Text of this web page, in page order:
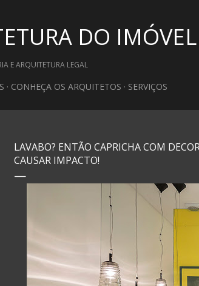
DO IMÓVEL
E ARQUITETURA LEGAL
CONHEÇA OS ARQUITETOS SERVIÇOS
LAVABO? ENTÃO CAPRICHA COM
CAUSAR IMPACTO!